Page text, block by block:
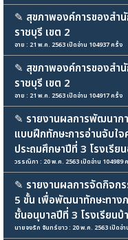
✎ สุขภาพองค์การของสำ
ราชบุรี เขต 2
อาย : 21 พ.ค. 2563 เปิดอ่าน 104937 ครั้ง
✎ สุขภาพองค์การของสำ
ราชบุรี เขต 2
อาย : 21 พ.ค. 2563 เปิดอ่าน 104917 ครั้ง
✎ รายงานผลการพัฒนาก
แบบฝึกทักษะการอ่านจับใ
ประถมศึกษาปีที่ 3 โรงเรี
วรรณิภา : 20 พ.ค. 2563 เปิดอ่าน 104989
✎ รายงานผลการจัดกิจก
5 ขั้น เพื่อพัฒนาทักษะทาง
ชั้นอนุบาลปีที่ 3 โรงเรียนบ้
นายจงรัก จันทร์ขาว : 20 พ.ค. 2563 เปิดอ่